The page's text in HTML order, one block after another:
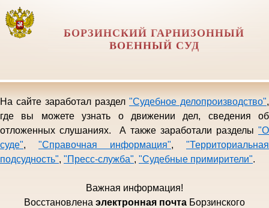
БОРЗИНСКИЙ ГАРНИЗОННЫЙ
ВОЕННЫЙ СУД
На сайте заработал раздел "Судебное делопроизводство",
где вы можете узнать о движении дел, сведения об
отложенных слушаниях. А также заработали разделы "О
суде", "Справочная информация", "Территориальная
подсудность", "Пресс-служба", "Судебные примирители".
Важная информация!
Восстановлена электронная почта Борзинского